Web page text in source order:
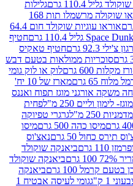
גלילות
אוראו שוקולה מרשמלו תות 168
אוראו עוגיות שוקולד חום 64.4
חטיף
חטיף טאקיס
ממולאות בטעם דבש
לוק או לוק גומי
מארז של 10 יח'
מוגז תפוח ואננס
מ"ל
פחית
גרגרי טפיוקה
500 גרם
מיסו
גרם
נאצ'וס
ביאנקה שוקולד
ביאנקה שוקולד
ביאנקה
גומי לעיסה אבטיח 1